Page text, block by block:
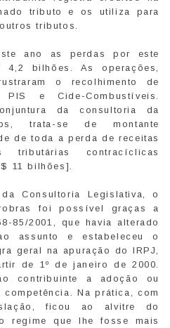
tributo e os utiliza para
tributos.
ano as perdas por este
4,2 bilhões. As operações,
o recolhimento de
e Cide-Combustíveis.
da consultoria da
trata-se de montante
de toda a perda de receitas
tributárias contracíclicas
11 bilhões].
Consultoria Legislativa, o
foi possível graças a
85/2001, que havia alterado
assunto e estabeleceu o
geral na apuração do IRPJ,
de 1º de janeiro de 2000.
contribuinte a adoção ou
Na prática, com
ficou ao alvitre do
regime que lhe fosse mais